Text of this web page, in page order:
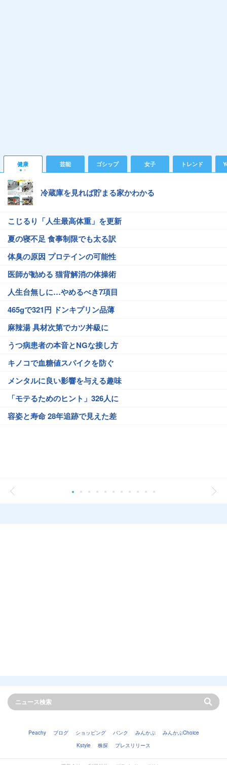
健康 芸能 ゴシップ 女子 トレンド
冷蔵庫を見れば貯まる家かわかる
こじるり「人生最高体重」を更新
夏の寝不足 食事制限でも太る訳
体臭の原因 プロテインの可能性
医師が勧める 猫背解消の体操術
人生台無しに…やめるべき7項目
465gで321円 ドンキプリン品薄
麻辣湯 具材次第でカツ丼級に
うつ病患者の本音とNGな接し方
キノコで血糖値スパイクを防ぐ
メンタルに良い影響を与える趣味
「モテるためのヒント」326人に
容姿と寿命 28年追跡で見えた差
Peachy ブログ ショッピング バンク みんかぶ
みんかぶChoice
Kstyle
株探 プレスリリース